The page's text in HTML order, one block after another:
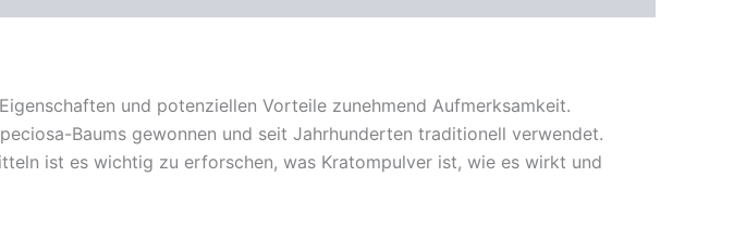
und potenziellen Vorteile zunehmend Aufmerksamkeit.
Baums gewonnen und seit Jahrhunderten traditionell verwendet.
ist es wichtig zu erforschen, was Kratompulver ist, wie es wirkt und